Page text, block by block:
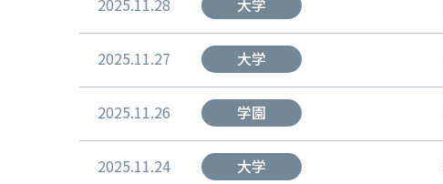
2025.11.28 大学
2025.11.27 大学
2025.11.26 学園
2025.11.24 大学